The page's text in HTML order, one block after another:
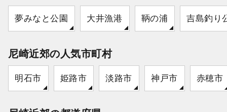
夢みなと公園 大井漁港 鞆の浦 吉島釣り
尼崎近郊の人気市町村
明石市 姫路市 淡路市 神戸市 赤穂市